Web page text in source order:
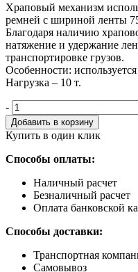
Храповый механизм
ремней с шириной ленты
Благодаря наличию
натяжение и удержание
транспортировке грузов.
Особенности:
Нагрузка – 10 т.
Количество,
шт
-
Добавить в корзину
Купить в один клик
Способы оплаты:
Наличный расчет
Безналичный расчет
Оплата банковской
Способы доставки:
Транспортная
Самовывоз